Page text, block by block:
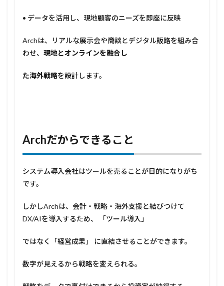
• データを活用し、現地顧客のニーズを即座に反映
Archは、リアルな展示会や商談とデジタル販路を組み合
わせ、 現地とオンラインを融合し
た海外戦略を設計します。
Archだからできること
システム導入会社はツールを売ることが目的になりがち
です。
しかしArchは、会計・戦略・海外支援と結びつけて
DX/AIを導入するため、 「ツール導入」
ではなく「経営成果」 に直結させることができます。
数字が見えるから戦略を変えられる。